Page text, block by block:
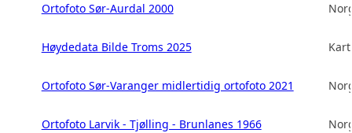
Ortofoto Sør-Aurdal 2000
Høydedata Bilde Troms 2025
Ortofoto Sør-Varanger midlertidig ortofoto 2021
Ortofoto Larvik - Tjølling - Brunlanes 1966